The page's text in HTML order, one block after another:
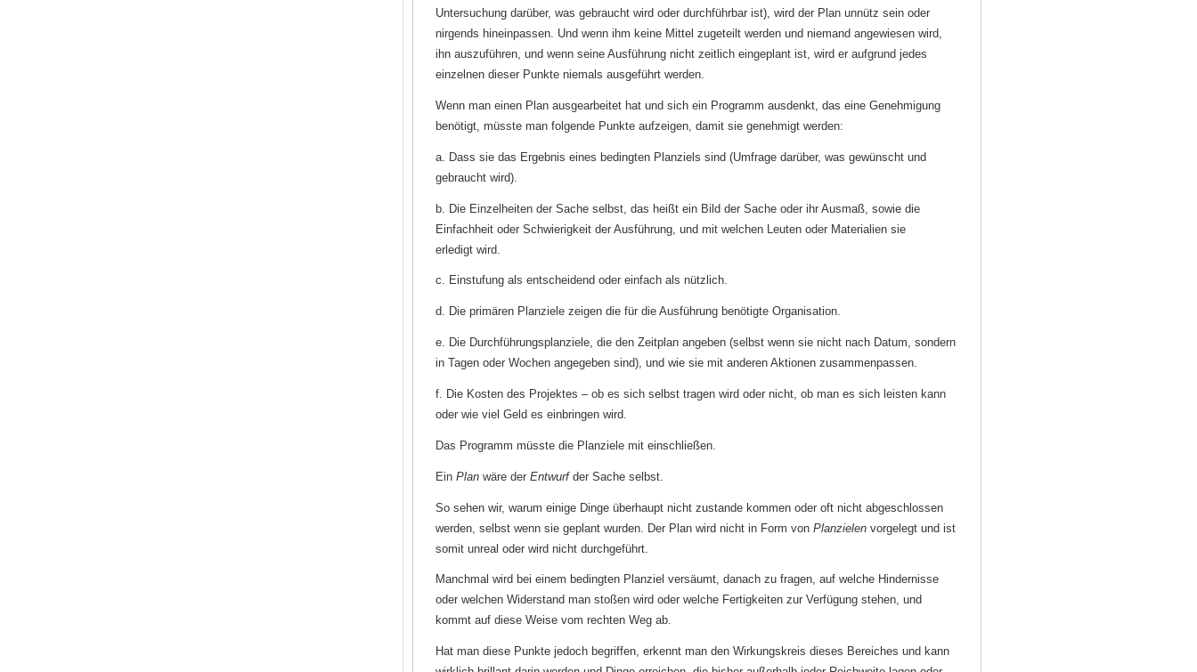
Untersuchung darüber, was gebraucht wird oder durchführbar ist), wird der Plan unnütz sein oder
nirgends hineinpassen. Und wenn ihm keine Mittel zugeteilt werden und niemand angewiesen wird,
ihn auszuführen, und wenn seine Ausführung nicht zeitlich eingeplant ist, wird er aufgrund jedes
einzelnen dieser Punkte niemals ausgeführt werden.
Wenn man einen Plan ausgearbeitet hat und sich ein Programm ausdenkt, das eine Genehmigung
benötigt, müsste man folgende Punkte aufzeigen, damit sie genehmigt werden:
a. Dass sie das Ergebnis eines bedingten Planziels sind (Umfrage darüber, was gewünscht und
gebraucht wird).
b. Die Einzelheiten der Sache selbst, das heißt ein Bild der Sache oder ihr Ausmaß, sowie die
Einfachheit oder Schwierigkeit der Ausführung, und mit welchen Leuten oder Materialien sie
erledigt wird.
c. Einstufung als entscheidend oder einfach als nützlich.
d. Die primären Planziele zeigen die für die Ausführung benötigte Organisation.
e. Die Durchführungsplanziele, die den Zeitplan angeben (selbst wenn sie nicht nach Datum, sondern
in Tagen oder Wochen angegeben sind), und wie sie mit anderen Aktionen zusammenpassen.
f. Die Kosten des Projektes – ob es sich selbst tragen wird oder nicht, ob man es sich leisten kann
oder wie viel Geld es einbringen wird.
Das Programm müsste die Planziele mit einschließen.
Ein Plan wäre der Entwurfder Sache selbst.
So sehen wir, warum einige Dinge überhaupt nicht zustande kommen oder oft nicht abgeschlossen
werden, selbst wenn sie geplant wurden. Der Plan wird nicht in Form von Planzielen vorgelegt und ist
somit unreal oder wird nicht durchgeführt.
Manchmal wird bei einem bedingten Planziel versäumt, danach zu fragen, auf welche Hindernisse
oder welchen Widerstand man stoßen wird oder welche Fertigkeiten zur Verfügung stehen, und
kommt auf diese Weise vom rechten Weg ab.
Hat man diese Punkte jedoch begriffen, erkennt man den Wirkungskreis dieses Bereiches und kann